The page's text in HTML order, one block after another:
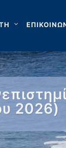
2026)